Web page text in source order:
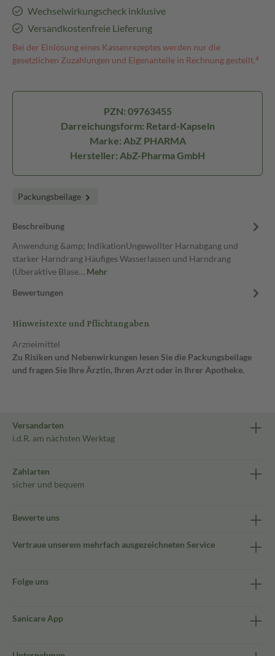
Wechselwirkungscheck inklusive
Versandkostenfreie Lieferung
Bei der Einlösung eines Kassenrezeptes werden nur die
gesetzlichen Zuzahlungen und Eigenanteile in Rechnung gestellt.⁴
PZN: 09763455
Darreichungsform: Retard-Kapseln
Marke: AbZ PHARMA
Hersteller: AbZ-Pharma GmbH
Packungsbeilage
Beschreibung
Anwendung &amp; IndikationUngewollter Harnabgang und
starker Harndrang Häufiges Wasserlassen und Harndrang
(Überaktive Blase… Mehr
Bewertungen
Hinweistexte und Pflichtangaben
Arzneimittel
Zu Risiken und Nebenwirkungen lesen Sie die Packungsbeilage
und fragen Sie Ihre Ärztin, Ihren Arzt oder in Ihrer Apotheke.
Versandarten
i.d.R. am nächsten Werktag
Zahlarten
sicher und bequem
Bewerte uns
Vertraue unserem mehrfach ausgezeichneten Service
Folge uns
Sanicare App